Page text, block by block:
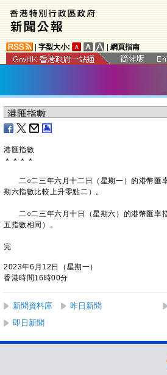
字型大小: 網頁指南
港匯指數
＊ ＊ ＊ ＊
二○二三年六月十二日（星期一）的港幣匯
期六指數比較上升零點二）。
二○二三年六月十日（星期六）的港幣匯率
五指數相同）。
完
2023年6月12日（星期一）
香港時間16時00分
新聞資料庫 昨日新聞
即日新聞